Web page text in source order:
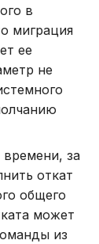
в
миграция
ее
не
за
откат
общего
может
из